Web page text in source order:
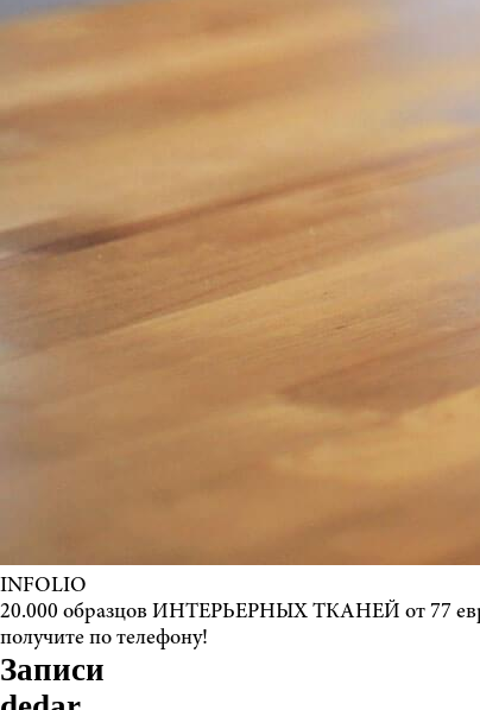
INFOLIO
20.000 образцов ИНТЕРЬЕРНЫХ ТКАНЕЙ от 77
получите по телефону!
Записи